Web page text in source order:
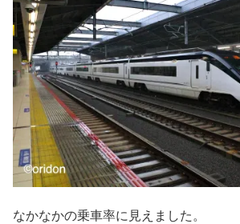
なかなかの乗車率に見えました。